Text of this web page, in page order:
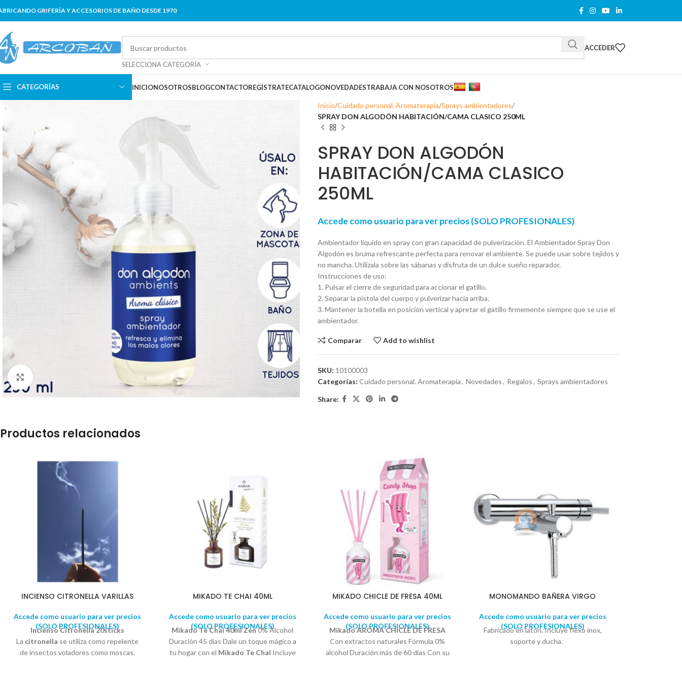
GRIFERÍA Y ACCESORIOS DE BAÑO DESDE 1970
SELECCIONA CATEGORÍA
ACCEDER
CATEGORÍAS INICIONOSOTROSBLOGCONTACTOREGÍSTRATECATALOGONOVEDADESTRABAJA CON NOSOTROS
Inicio Cuidado personal. Aromaterapia Sprays ambientadores
SPRAY DON ALGODÓN HABITACIÓN/CAMA CLASICO 250ML
SPRAY DON ALGODÓN
HABITACIÓN/CAMA CLASICO
250ML
Accede como usuario para ver precios (SOLO PROFESIONALES)
Ambientador líquido en spray con gran capacidad de pulverización. El Ambientador Spray Don
Algodón es bruma refrescante perfecta para renovar el ambiente. Se puede usar sobre tejidos y
no mancha. Utilízala sobre las sábanas y disfruta de un dulce sueño reparador.
Instrucciones de uso:
1. Pulsar el cierre de seguridad para accionar el gatillo.
2. Separar la pistola del cuerpo y pulverizar hacia arriba.
3. Mantener la botella en posición vertical y apretar el gatillo firmemente siempre que se use el
ambientador.
Comparar Add to wishlist
SKU: 10100003
Categorías: Cuidado personal. Aromaterapia, Novedades, Regalos, Sprays ambientadores
Share:
Productos relacionados
INCIENSO CITRONELLA VARILLAS
Accede como usuario para ver precios
(SOLO PROFESIONALES)
Incienso Citronella 20sticks
La citronella se utiliza como repelente
de insectos voladores como moscas,
MIKADO TE CHAI 40ML
Accede como usuario para ver precios
(SOLO PROFESIONALES)
Mikado Te Chai 40ml Zen0% Alcohol
Duración 45 días Dale un toque mágico a
tu hogar con el Mikado Te Chai Incluye
MIKADO CHICLE DE FRESA 40ML
Accede como usuario para ver precios
(SOLO PROFESIONALES)
Mikado AROMA CHICLE DE FRESA
Con extractos naturales Fórmula 0%
alcohol Duración más de 60 días Con su
MONOMANDO BAÑERA VIRGO
Accede como usuario para ver precios
(SOLO PROFESIONALES)
Fabricado en latón. Incluye flexo inox,
soporte y ducha.